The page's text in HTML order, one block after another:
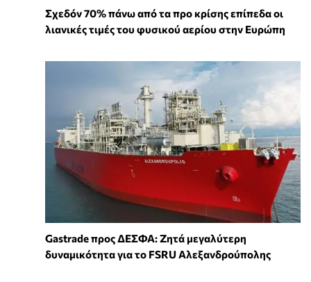
Σχεδόν 70% πάνω από τα προ κρίσης επίπεδα οι
λιανικές τιμές του φυσικού αερίου στην Ευρώπη
Gastrade προς ΔΕΣΦΑ: Ζητά μεγαλύτερη
δυναμικότητα για το FSRU Αλεξανδρούπολης